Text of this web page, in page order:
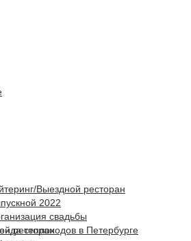
Выездной ресторан
2022
свадьбы
теплоходов в Петербурге
ресторан